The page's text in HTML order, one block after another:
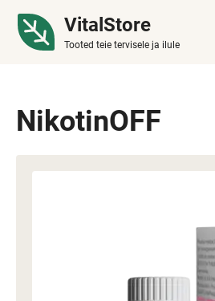
VitalStore
Tooted teie tervisele ja ilule
NikotinOFF